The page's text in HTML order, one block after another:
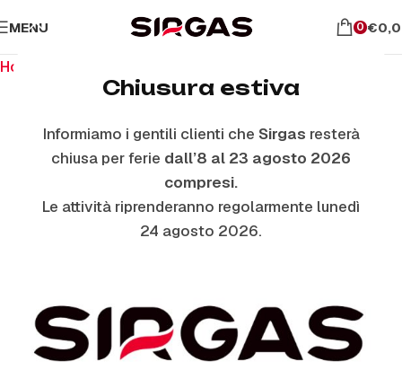
Chiusura estiva
Informiamo i gentili clienti che Sirgas resterà
chiusa per ferie dall’8 al 23 agosto 2026
compresi.
Le attività riprenderanno regolarmente lunedì
24 agosto 2026.
MENU 0 €
Home
ESAURITO